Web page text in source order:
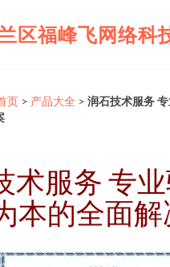
区福峰飞网络科
页 > 产品大全 > 润石技术服务
术服务 专
本的全面